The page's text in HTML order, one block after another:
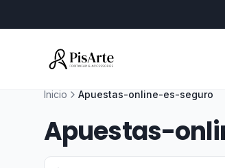
Inicio Apuestas-online-es-seguro
Apuestas-